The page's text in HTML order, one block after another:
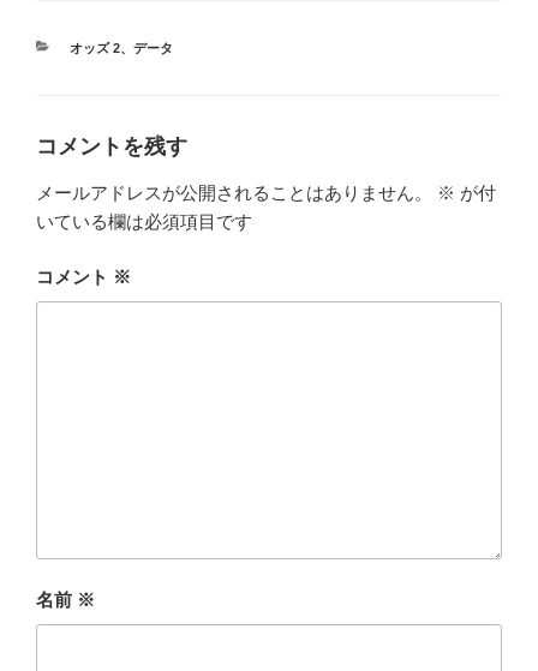
カ
オッズ 2、 データ
コメントを残す
メールアドレスが公開されることはありません。 ※ が付
いている欄は必須項目です
コメント ※
名前 ※